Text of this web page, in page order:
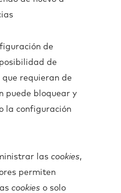
de
de
que requieran de
puede bloquear y
la configuración
las cookies,
permiten
cookies o solo